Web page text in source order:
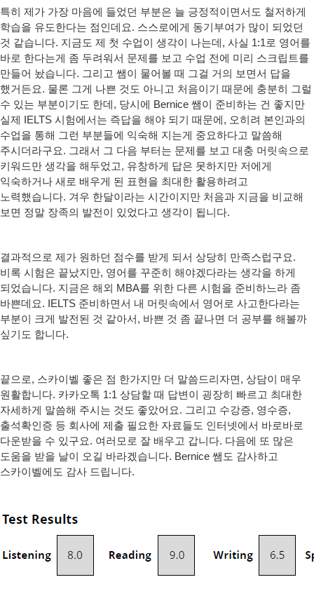
특히 제가 가장 마음에 들었던 부분은 늘 긍정적이면서도 철저하게
학습을 유도한다는 점인데요. 스스로에게 동기부여가 많이 되었던
것 같습니다. 지금도 제 첫 수업이 생각이 나는데, 사실 1:1로 영어를
바로 한다는게 좀 두려워서 문제를 보고 수업 전에 미리 스크립트를
만들어 놨습니다. 그리고 쌤이 물어볼 때 그걸 거의 보면서 답을
했거든요. 물론 그게 나쁜 것도 아니고 처음이기 때문에 충분히 그럴
수 있는 부분이기도 한데, 당시에 Bernice 쌤이 준비하는 건 좋지만
실제 IELTS 시험에서는 즉답을 해야 되기 때문에, 오히려 본인과의
수업을 통해 그런 부분들에 익숙해 지는게 중요하다고 말씀해
주시더라구요. 그래서 그 다음 부터는 문제를 보고 대충 머릿속으로
키워드만 생각을 해두었고, 유창하게 답은 못하지만 저에게
익숙하거나 새로 배우게 된 표현을 최대한 활용하려고
노력했습니다. 겨우 한달이라는 시간이지만 처음과 지금을 비교해
보면 정말 장족의 발전이 있었다고 생각이 됩니다.
결과적으로 제가 원하던 점수를 받게 되서 상당히 만족스럽구요.
비록 시험은 끝났지만, 영어를 꾸준히 해야겠다라는 생각을 하게
되었습니다. 지금은 해외 MBA를 위한 다른 시험을 준비하느라 좀
바쁜데요. IELTS 준비하면서 내 머릿속에서 영어로 사고한다라는
부분이 크게 발전된 것 같아서, 바쁜 것 좀 끝나면 더 공부를 해볼까
싶기도 합니다.
끝으로, 스카이벨 좋은 점 한가지만 더 말씀드리자면, 상담이 매우
원활합니다. 카카오톡 1:1 상담할 때 답변이 굉장히 빠르고 최대한
자세하게 말씀해 주시는 것도 좋았어요. 그리고 수강증, 영수증,
출석확인증 등 회사에 제출 필요한 자료들도 인터넷에서 바로바로
다운받을 수 있구요. 여러모로 잘 배우고 갑니다. 다음에 또 많은
도움을 받을 날이 오길 바라겠습니다. Bernice 쌤도 감사하고
스카이벨에도 감사 드립니다.